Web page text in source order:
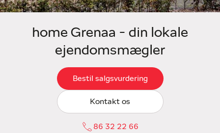
home Grenaa - din lokale
ejendomsmægler
Bestil salgsvurdering
Kontakt os
86 32 22 66